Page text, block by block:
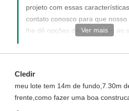
projeto com essas
contato conosco para que nosso
lhe dê opções de um projeto ao
atendimento@soprojetos.com
Ver mais
Cledir
meu lote tem 14m de fundo,7.30m
frente,como fazer uma boa